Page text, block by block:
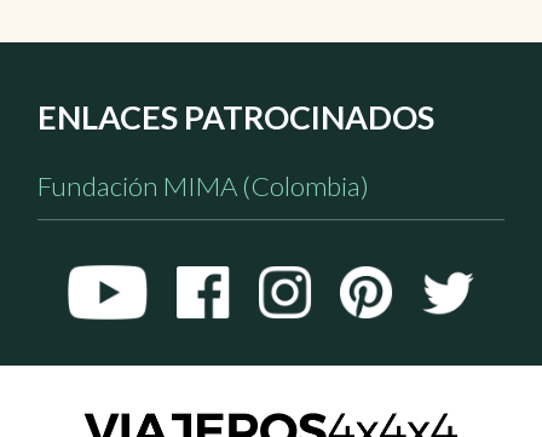
ENLACES PATROCINADOS
Fundación MIMA (Colombia)